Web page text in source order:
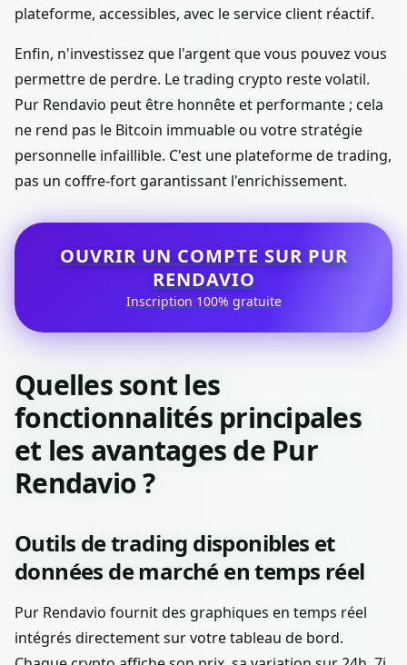
plateforme, accessibles, avec le service client réactif.
Enfin, n'investissez que l'argent que vous pouvez vous
permettre de perdre. Le trading crypto reste volatil.
Pur Rendavio peut être honnête et performante ; cela
ne rend pas le Bitcoin immuable ou votre stratégie
personnelle infaillible. C'est une plateforme de trading,
pas un coffre-fort garantissant l'enrichissement.
OUVRIR UN COMPTE SUR PUR
RENDAVIO
Inscription 100% gratuite
Quelles sont les
fonctionnalités principales
et les avantages de Pur
Rendavio ?
Outils de trading disponibles et
données de marché en temps réel
Pur Rendavio fournit des graphiques en temps réel
intégrés directement sur votre tableau de bord.